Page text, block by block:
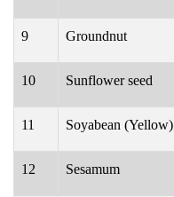
9 Groundnut
10 Sunflower seed
11 Soyabean (Yellow)
12 Sesamum